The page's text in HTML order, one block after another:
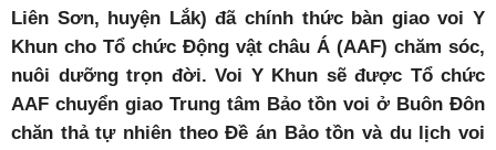
Liên Sơn, huyện Lắk) đã chính thức bàn giao voi Y
Khun cho Tổ chức Động vật châu Á (AAF) chăm sóc,
nuôi dưỡng trọn đời. Voi Y Khun sẽ được Tổ chức
AAF chuyển giao Trung tâm Bảo tồn voi ở Buôn Đôn
chăn thả tự nhiên theo Đề án Bảo tồn và du lịch voi